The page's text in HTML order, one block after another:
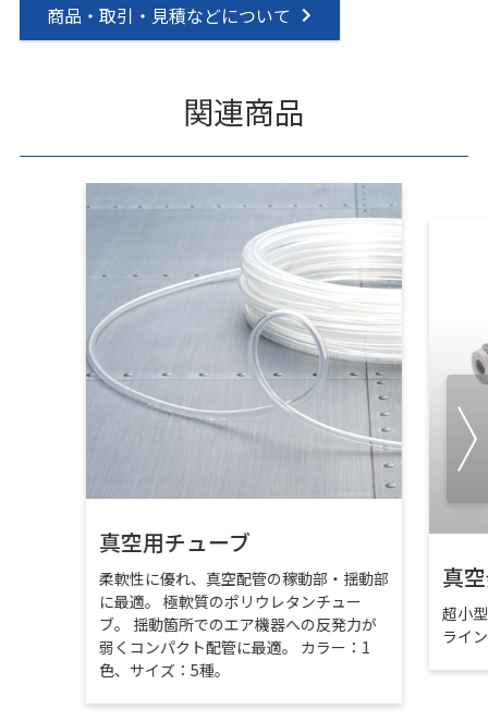
商品・取引・見積などについて
関連商品
真空用チューブ
柔軟性に優れ、真空配管の稼動部・揺動部
に最適。 極軟質のポリウレタンチュー
ブ。 揺動箇所でのエア機器への反発力が
弱くコンパクト配管に最適。 カラー：1
色、サイズ：5種。
真
超小
ライ